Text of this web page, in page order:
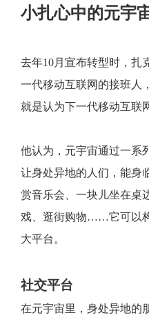
小扎心中的元宇
去年10月宣布转型时，扎
一代移动互联网的接班人
就是认为下一代移动互联
他认为，元宇宙通过一系
让身处异地的人们，能身
赏音乐会、一块儿坐在桌
戏、逛街购物……它可以
大平台。
社交平台
在元宇宙里，身处异地的